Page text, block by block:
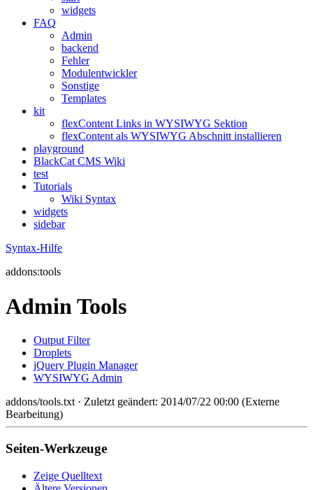
widgets
FAQ
Admin
backend
Fehler
Modulentwickler
Sonstige
Templates
kit
flexContent Links in WYSIWYG Sektion
flexContent als WYSIWYG Abschnitt installieren
playground
BlackCat CMS Wiki
test
Tutorials
Wiki Syntax
widgets
sidebar
Syntax-Hilfe
addons:tools
Admin Tools
Output Filter
Droplets
jQuery Plugin Manager
WYSIWYG Admin
addons/tools.txt · Zuletzt geändert: 2014/07/22 00:00 (Externe
Bearbeitung)
Seiten-Werkzeuge
Zeige Quelltext